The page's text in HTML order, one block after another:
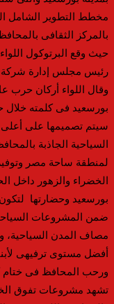
مخطط التطوير الشامل
بالمركز الثقافى
حيث وقع البرتوكول
رئيس مجلس إدارة شركة
وقال اللواء أركان
بورسعيد فى كلمته
سيتم تصميمها على أعلى
السياحية الجاذبة
لمنطقة ساحة مصر
الخضراء والزهور داخل
بورسعيد وحضارتها
ضمن المشروعات
مصاف المدن السياحية،
أفضل مستوى ترفيهى
ورحب المحافظ فى ختام
تشهد مشروعات تفوق